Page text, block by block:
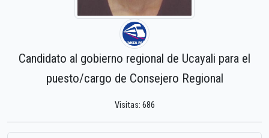
Candidato al gobierno regional de Ucayali para el
puesto/cargo de Consejero Regional
Visitas: 686